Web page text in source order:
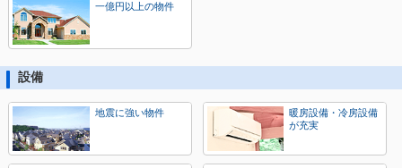
一億円以上の物件
設備
地震に強い物件
暖房設備・冷房設備
が充実